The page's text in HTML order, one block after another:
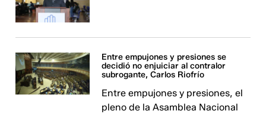
Entre empujones y presiones se
decidió no enjuiciar al contralor
subrogante, Carlos Riofrío
Entre empujones y presiones, el
pleno de la Asamblea Nacional